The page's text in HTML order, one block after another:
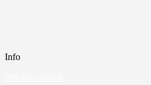
Info